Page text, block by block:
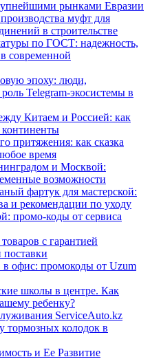
рынками Евразии
муфт для
в строительстве
по ГОСТ: надежность,
современной
эпоху: люди,
Telegram-экосистемы в
Китаем и Россией: как
континенты
притяжения: как сказка
время
и Москвой:
возможности
фартук для мастерской:
и рекомендации по уходу
промо-коды от сервиса
с гарантией
поставки
в офис: промокоды от Uzum
школы в центре. Как
ребенку?
ServiceAuto.kz
тормозных колодок в
и Ее Развитие